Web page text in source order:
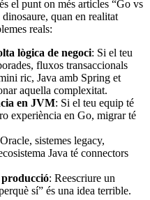
el punt on més articles “Go vs
quan en realitat
reals:
lògica de negoci: Si el teu
fluxos transaccionals
ric, Java amb Spring et
aquella complexitat.
en JVM: Si el teu equip té
experiència en Go, migrar té
sistemes legacy,
Java té connectors
: Reescriure un
sí” és una idea terrible.